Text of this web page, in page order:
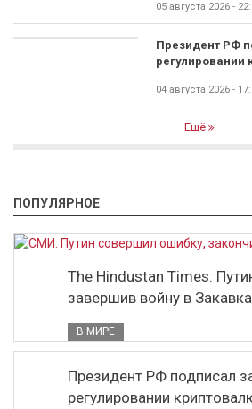
05 августа 2026 -
Президент РФ
регулировании
04 августа 2026 -
Ещё
ПОПУЛЯРНОЕ
The Hindustan Times:
завершив войну в
В МИРЕ
Президент РФ подписал
регулировании